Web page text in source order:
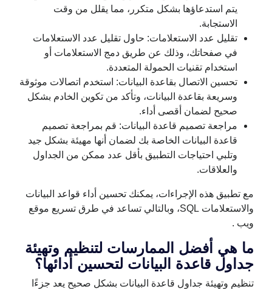
يتم استدعاؤها بشكل متكرر، مما يقلل من وقت
الاستجابة.
تقليل عدد الاستعلامات: حاول تقليل عدد الاستعلامات
في صفحاتك، وذلك عن طريق دمج الاستعلامات أو
استخدام تقنيات الحمولة المتعددة.
تحسين الاتصال بقاعدة البيانات: استخدم اتصالات موثوقة
وسريعة بقاعدة البيانات، وتأكد من تكوين الخادم بشكل
صحيح لضمان أقصى أداء.
مراجعة تصميم قاعدة البيانات: قم بمراجعة تصميم
قاعدة البيانات الخاصة بك لضمان أنها مهيئة بشكل جيد
وتلبي احتياجات التطبيق بأقل عدد ممكن من الجداول
والعلاقات.
مع تطبيق هذه الإجراءات، يمكنك تحسين أداء قواعد البيانات
والاستعلامات SQL، وبالتالي تساعد في طرق تسريع موقع
ويب .
ما هي أفضل الممارسات لتنظيم وتهيئة
جداول قاعدة البيانات لتحسين أدائها؟
تنظيم وتهيئة جداول قاعدة البيانات بشكل صحيح يعد جزءًا